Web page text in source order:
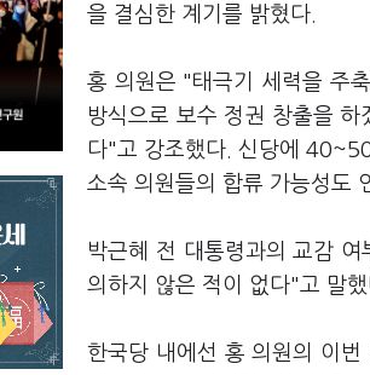
을 결심한 계기를 밝혔다.
홍 의원은 "태극기 세력을 주
방식으로 보수 정권 창출을
다"고 강조했다. 신당에
소속 의원들의 합류 가능성도
박근혜 전 대통령과의 교감
의하지 않은 적이 없다"고 말했
한국당 내에선 홍 의원의 이